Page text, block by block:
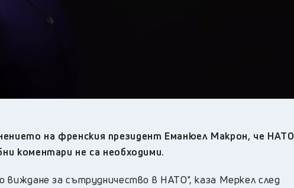
30
Ямбол, 29°C
на френския президент Еманюел Макрон, че НАТО
коментари не са необходими.
за сътрудничество в НАТО", каза Меркел след